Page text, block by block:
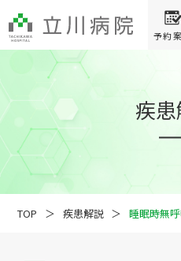
予約
疾
TOP 疾患解説 睡眠時無